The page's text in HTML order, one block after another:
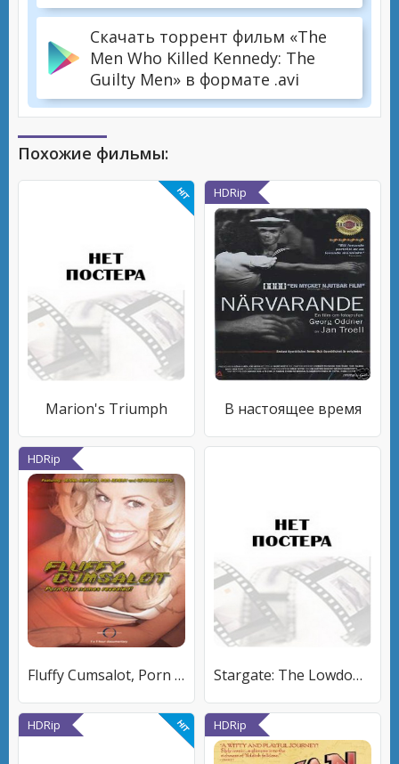
Скачать торрент фильм «The
Men Who Killed Kennedy: The
Guilty Men» в формате .avi
Похожие фильмы:
Marion's Triumph
HDRip
В настоящее время
HDRip
Fluffy Cumsalot, Porn Star Stargate: The Lowdown
HDRip HDRip